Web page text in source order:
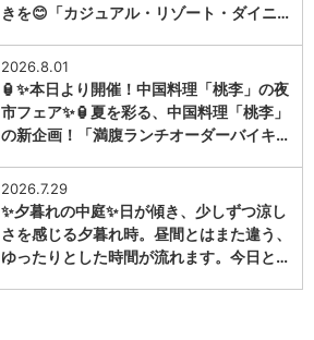
きを😊「カジュアル・リゾート・ダイニ…
2026.8.01
🏮✨本日より開催！中国料理「桃李」の夜
市フェア✨🏮夏を彩る、中国料理「桃李」
の新企画！「満腹ランチオーダーバイキ…
2026.7.29
✨夕暮れの中庭✨日が傾き、少しずつ涼し
さを感じる夕暮れ時。昼間とはまた違う、
ゆったりとした時間が流れます。今日と…